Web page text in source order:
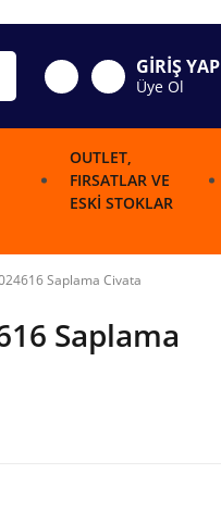
GİRİŞ YAP
Üye Ol
OUTLET,
FIRSATLAR VE
ESKI STOKLAR
Saplama Civata
Saplama